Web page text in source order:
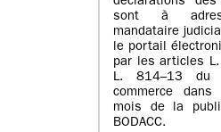
sont à
mandataire
le portail
par les articles
L. 814–13 du
commerce
mois de la
BODACC.